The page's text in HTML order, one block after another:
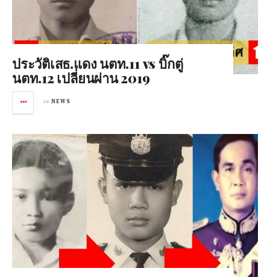
ประวัติเสธ.แดง นตท.11 vs บิ๊กตู่
นตท.12 เปลี่ยนผ่าน 2019
in NEWS